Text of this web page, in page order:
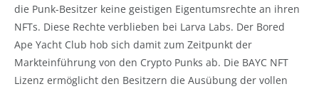
die Punk-Besitzer keine geistigen Eigentumsrechte an ihren
NFTs. Diese Rechte verblieben bei Larva Labs. Der Bored
Ape Yacht Club hob sich damit zum Zeitpunkt der
Markteinführung von den Crypto Punks ab. Die BAYC NFT
Lizenz ermöglicht den Besitzern die Ausübung der vollen